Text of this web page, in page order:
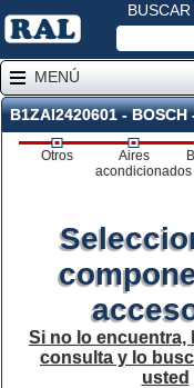
BUSCAR
MENÚ
B1ZAI2420601 - BOSCH
Otros
Aires
acondicionados
Si no lo encuentra,
consulta y lo
usted